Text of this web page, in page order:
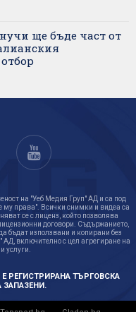
ще бъде част от
на "Уеб Медия Груп" АД и са под
му права". Всички снимки и видеа са
се с лиценз, който позволява
договори. Съдържанието,
бъдат използвани и копирани без
включително с цел агрегиране на
услуги.
Е РЕГИСТРИРАНА ТЪРГОВСКА
ЗАПАЗЕНИ.